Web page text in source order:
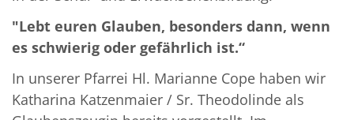
"Lebt euren Glauben, besonders dann, wenn
es schwierig oder gefährlich ist.“
In unserer Pfarrei Hl. Marianne Cope haben wir
Katharina Katzenmaier / Sr. Theodolinde als